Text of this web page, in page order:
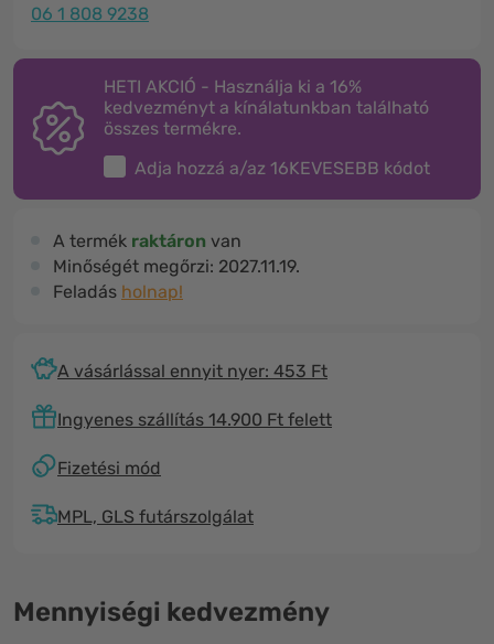
06 1 808 9238
HETI AKCIÓ - Használja ki a 16%
kedvezményt a kínálatunkban található
összes termékre.
Adja hozzá a/az 16KEVESEBB kódot
A termék raktáron van
Minőségét megőrzi: 2027.11.19.
Feladás holnap!
A vásárlással ennyit nyer: 453 Ft
Ingyenes szállítás 14.900 Ft felett
Fizetési mód
MPL, GLS futárszolgálat
Mennyiségi kedvezmény